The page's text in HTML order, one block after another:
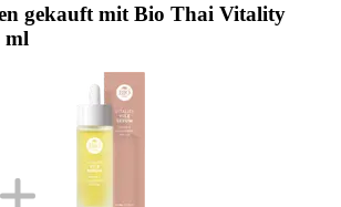
gekauft mit Bio Thai Vitality
ml